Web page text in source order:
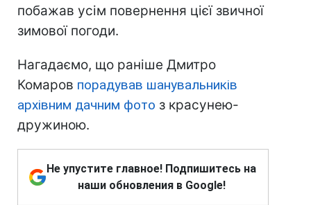
побажав усім повернення цієї звичної
зимової погоди.
Нагадаємо, що раніше Дмитро
Комаров порадував шанувальників
архівним дачним фото з красунею-
дружиною.
Не упустите главное! Подпишитесь на
наши обновления в Google!